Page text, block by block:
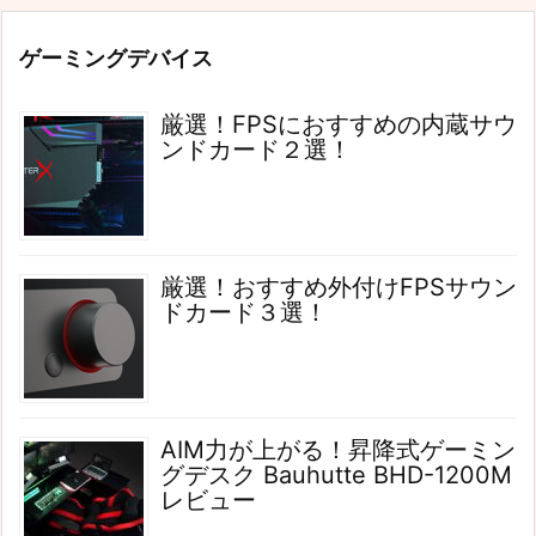
ゲーミングデバイス
厳選！FPSにおすすめの内蔵サウ
ンドカード２選！
厳選！おすすめ外付けFPSサウン
ドカード３選！
AIM力が上がる！昇降式ゲーミン
グデスク Bauhutte BHD-1200M
レビュー